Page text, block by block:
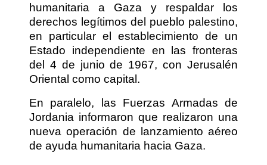
humanitaria a Gaza y respaldar los
derechos legítimos del pueblo palestino,
en particular el establecimiento de un
Estado independiente en las fronteras
del 4 de junio de 1967, con Jerusalén
Oriental como capital.
En paralelo, las Fuerzas Armadas de
Jordania informaron que realizaron una
nueva operación de lanzamiento aéreo
de ayuda humanitaria hacia Gaza.